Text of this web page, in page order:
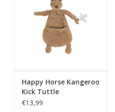
Happy Horse Kangeroo
Kick Tuttle
€13,99